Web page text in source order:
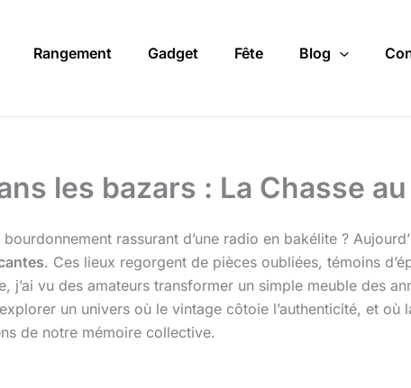
Rangement Gadget Fête Blog
les bazars : La Chasse
rassurant d’une radio en bakélite ?
. Ces lieux regorgent de pièces oubliées, témoins
j’ai vu des amateurs transformer un simple meuble des
un univers où le vintage côtoie l’authenticité, et où
de notre mémoire collective.